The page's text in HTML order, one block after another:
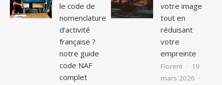
le code de
nomenclature
d’activité
française ?
notre guide
code NAF
complet
votre image
tout en
réduisant
votre
empreinte
Florent
19
mars 2026